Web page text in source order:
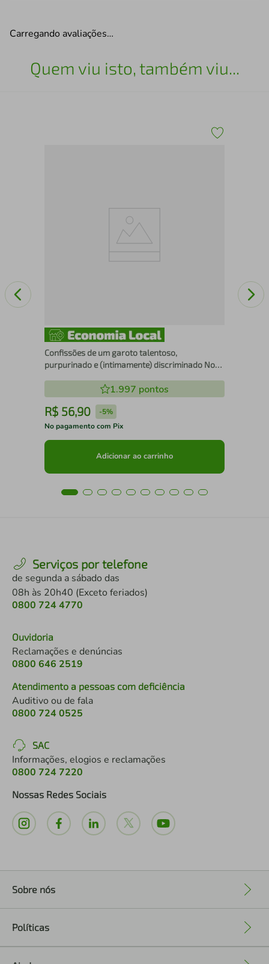
Carregando avaliações…
Quem viu isto, também viu...
Confissões de um garoto talentoso,
purpurinado e (intimamente) discriminado Nova
1.997 pontos
R$ 56,90 -5%
No pagamento com Pix
Adicionar ao carrinho
Serviços por telefone
de segunda a sábado das
08h às 20h40 (Exceto feriados)
0800 724 4770
Ouvidoria
Reclamações e denúncias
0800 646 2519
Atendimento a pessoas com deficiência
Auditivo ou de fala
0800 724 0525
SAC
Informações, elogios e reclamações
0800 724 7220
Nossas Redes Sociais
Sobre nós
Políticas